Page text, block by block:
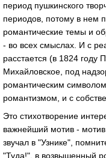
период пушкинского
периодов, потому в нем
романтические темы и
- во всех смыслах. И с
расстается (в 1824
Михайловское, под
романтическим
романтизмом, и с
Это стихотворение
важнейший мотив - мотив
звучал в "Узнике",
"Туда!", в возвышенный